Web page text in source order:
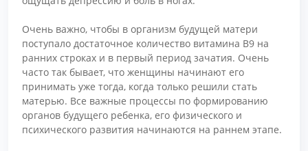
Очень важно, чтобы в организм будущей матери
поступало достаточное количество витамина В9 на
ранних строках и в первый период зачатия. Очень
часто так бывает, что женщины начинают его
принимать уже тогда, когда только решили стать
матерью. Все важные процессы по формированию
органов будущего ребенка, его физического и
психического развития начинаются на раннем этапе.